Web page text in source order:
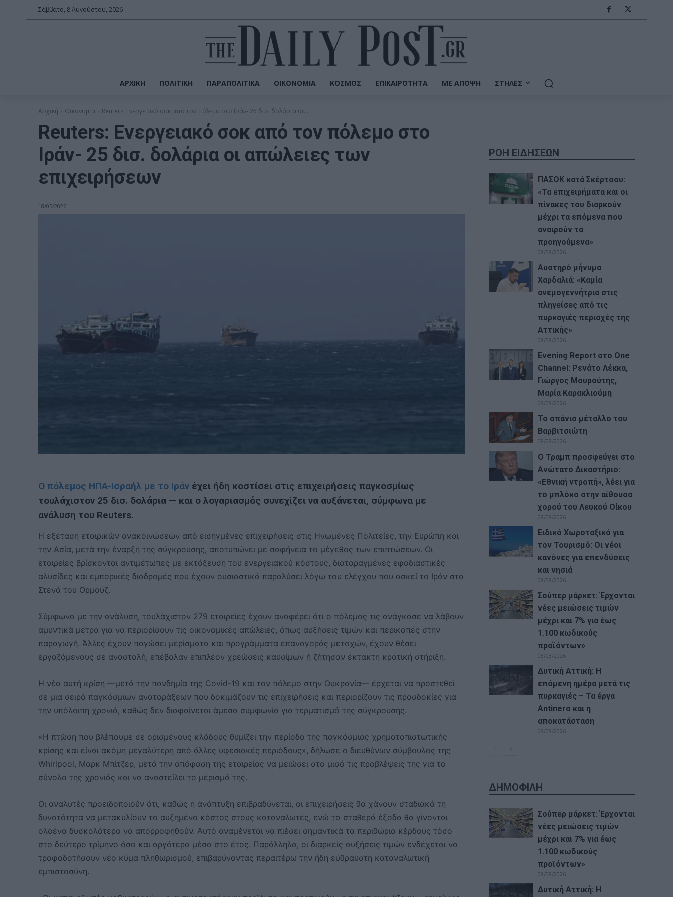
Σάββατο, 8 Αυγούστου, 2026
ΑΡΧΙΚΉ ΠΟΛΙΤΙΚΉ ΠΑΡΑΠΟΛΙΤΙΚΆ ΟΙΚΟΝΟΜΊΑ ΚΌΣΜΟΣ ΕΠΙΚΑΙΡΌΤΗΤΑ ΜΕ ΆΠΟΨΗ ΣΤΉΛΕΣ
Αρχική Οικονομία Reuters: Ενεργειακό σοκ από τον πόλεμο στο Ιράν- 25 δισ. δολάρια οι...
Reuters: Ενεργειακό σοκ από τον πόλεμο στο
Ιράν- 25 δισ. δολάρια οι απώλειες των
επιχειρήσεων
18/05/2026
Ο πόλεμος ΗΠΑ-Ισραήλ με το Ιράν έχει ήδη κοστίσει στις επιχειρήσεις παγκοσμίως
τουλάχιστον 25 δισ. δολάρια — και ο λογαριασμός συνεχίζει να αυξάνεται, σύμφωνα με
ανάλυση του Reuters.
Η εξέταση εταιρικών ανακοινώσεων από εισηγμένες επιχειρήσεις στις Ηνωμένες Πολιτείες, την Ευρώπη και
την Ασία, μετά την έναρξη της σύγκρουσης, αποτυπώνει με σαφήνεια το μέγεθος των επιπτώσεων. Οι
εταιρείες βρίσκονται αντιμέτωπες με εκτόξευση του ενεργειακού κόστους, διαταραγμένες εφοδιαστικές
αλυσίδες και εμπορικές διαδρομές που έχουν ουσιαστικά παραλύσει λόγω του ελέγχου που ασκεί το Ιράν στα
Στενά του Ορμούζ.
Σύμφωνα με την ανάλυση, τουλάχιστον 279 εταιρείες έχουν αναφέρει ότι ο πόλεμος τις ανάγκασε να λάβουν
αμυντικά μέτρα για να περιορίσουν τις οικονομικές απώλειες, όπως αυξήσεις τιμών και περικοπές στην
παραγωγή. Άλλες έχουν παγώσει μερίσματα και προγράμματα επαναγοράς μετοχών, έχουν θέσει
εργαζόμενους σε αναστολή, επέβαλαν επιπλέον χρεώσεις καυσίμων ή ζήτησαν έκτακτη κρατική στήριξη.
Η νέα αυτή κρίση —μετά την πανδημία της Covid-19 και τον πόλεμο στην Ουκρανία— έρχεται να προστεθεί
σε μια σειρά παγκόσμιων αναταράξεων που δοκιμάζουν τις επιχειρήσεις και περιορίζουν τις προσδοκίες για
την υπόλοιπη χρονιά, καθώς δεν διαφαίνεται άμεσα συμφωνία για τερματισμό της σύγκρουσης.
«Η πτώση που βλέπουμε σε ορισμένους κλάδους θυμίζει την περίοδο της παγκόσμιας χρηματοπιστωτικής
κρίσης και είναι ακόμη μεγαλύτερη από άλλες υφεσιακές περιόδους», δήλωσε ο διευθύνων σύμβουλος της
Whirlpool, Μαρκ Μπίτζερ, μετά την απόφαση της εταιρείας να μειώσει στο μισό τις προβλέψεις της για το
σύνολο της χρονιάς και να αναστείλει το μέρισμά της.
Οι αναλυτές προειδοποιούν ότι, καθώς η ανάπτυξη επιβραδύνεται, οι επιχειρήσεις θα χάνουν σταδιακά τη
δυνατότητα να μετακυλίουν το αυξημένο κόστος στους καταναλωτές, ενώ τα σταθερά έξοδα θα γίνονται
ολοένα δυσκολότερο να απορροφηθούν. Αυτό αναμένεται να πιέσει σημαντικά τα περιθώρια κέρδους τόσο
στο δεύτερο τρίμηνο όσο και αργότερα μέσα στο έτος. Παράλληλα, οι διαρκείς αυξήσεις τιμών ενδέχεται να
τροφοδοτήσουν νέο κύμα πληθωρισμού, επιβαρύνοντας περαιτέρω την ήδη εύθραυστη καταναλωτική
εμπιστοσύνη.
ΡΟΗ ΕΙΔΗΣΕΩΝ
ΠΑΣΟΚ κατά Σκέρτσου:
«Τα επιχειρήματα και οι
πίνακες του διαρκούν
μέχρι τα επόμενα που
αναιρούν τα
προηγούμενα»
08/08/2026
Αυστηρό μήνυμα
Χαρδαλιά: «Καμία
ανεμογεννήτρια στις
πληγείσες από τις
πυρκαγιές περιοχές της
Αττικής»
08/08/2026
Evening Report στο One
Channel: Ρενάτο Λέκκα,
Γιώργος Μουρούτης,
Μαρία Καρακλιούμη
08/08/2026
Το σπάνιο μέταλλο του
Βαρβιτσιώτη
08/08/2026
Ο Τραμπ προσφεύγει στο
Ανώτατο Δικαστήριο:
«Εθνική ντροπή», λέει για
το μπλόκο στην αίθουσα
χορού του Λευκού Οίκου
08/08/2026
Ειδικό Χωροταξικό για
τον Τουρισμό: Οι νέοι
κανόνες για επενδύσεις
και νησιά
08/08/2026
Σούπερ μάρκετ: Έρχονται
νέες μειώσεις τιμών
μέχρι και 7% για έως
1.100 κωδικούς
προϊόντων»
08/08/2026
Δυτική Αττική: Η
επόμενη ημέρα μετά τις
πυρκαγιές – Τα έργα
Antinero και η
αποκατάσταση
08/08/2026
ΔΗΜΟΦΙΛΗ
Σούπερ μάρκετ: Έρχονται
νέες μειώσεις τιμών
μέχρι και 7% για έως
1.100 κωδικούς
προϊόντων»
08/08/2026
Δυτική Αττική: Η